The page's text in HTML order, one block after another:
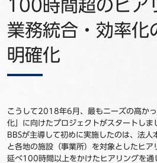
100時間超のヒア
業務統合・効率化
明確化
こうして2018年6月、最もニーズの高か
化」に向けたプロジェクトがスタートしま
BBSが主導して初めに実施したのは、法
と各地の施設（事業所）を対象としたヒア
延べ100時間以上をかけたヒアリングを通